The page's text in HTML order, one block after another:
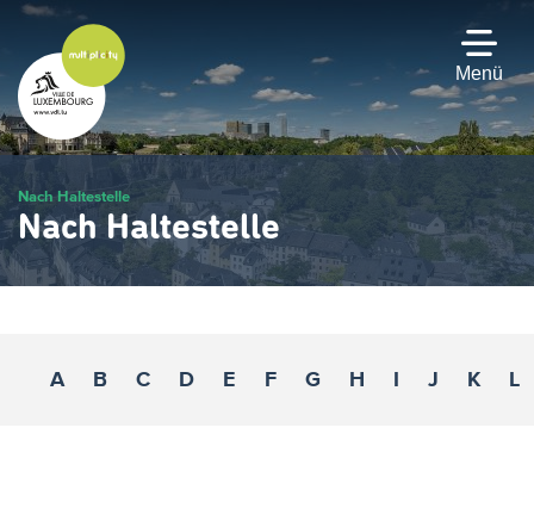
Zum
Hauptinhalt
gehen
Menü
Nach Haltestelle
Nach Haltestelle
A B C D E F G H I J K L